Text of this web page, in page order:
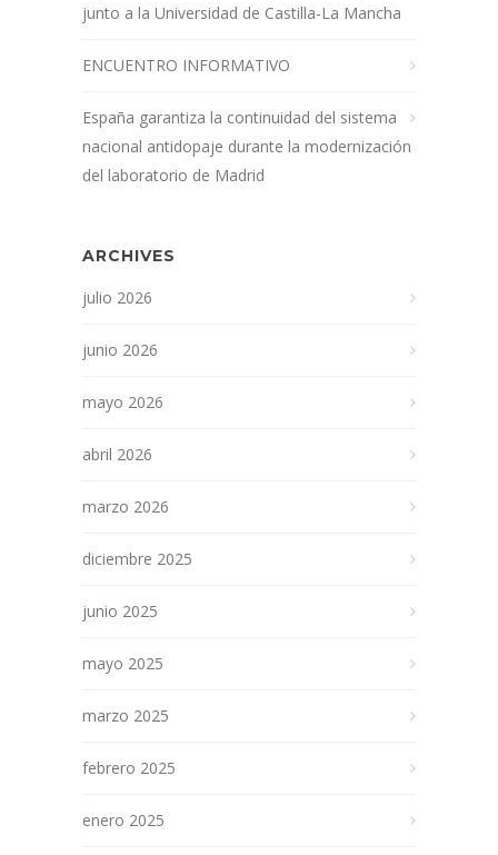
junto a la Universidad de Castilla-La Mancha
ENCUENTRO INFORMATIVO
España garantiza la continuidad del sistema
nacional antidopaje durante la modernización
del laboratorio de Madrid
ARCHIVES
julio 2026
junio 2026
mayo 2026
abril 2026
marzo 2026
diciembre 2025
junio 2025
mayo 2025
marzo 2025
febrero 2025
enero 2025